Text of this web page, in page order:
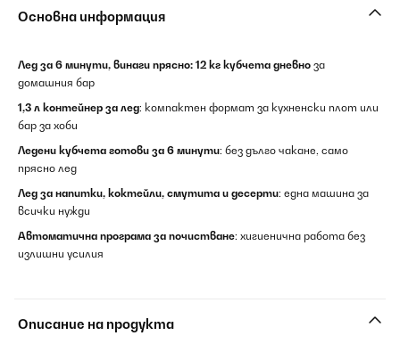
Основна информация
Лед за 6 минути, винаги прясно: 12 кг кубчета дневно за
домашния бар
1,3 л контейнер за лед: компактен формат за кухненски плот или
бар за хоби
Ледени кубчета готови за 6 минути: без дълго чакане, само
прясно лед
Лед за напитки, коктейли, смутита и десерти: една машина за
всички нужди
Автоматична програма за почистване: хигиенична работа без
излишни усилия
Описание на продукта